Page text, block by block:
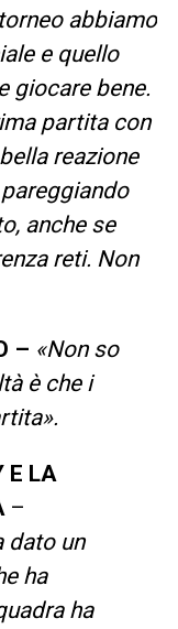
abbiamo
e quello
giocare bene.
partita con
reazione
anche se
reti. Non
– «Non so
è che i
E LA
–
dato un
ha
ha